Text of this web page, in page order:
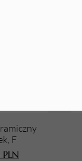
F
PLN